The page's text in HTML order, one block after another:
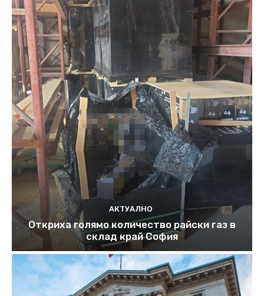
АКТУАЛНО
Откриха голямо количество райски газ в
склад край София